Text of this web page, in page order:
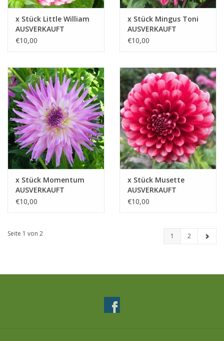
x Stück Little William
AUSVERKAUFT
€10,00
x Stück Mingus Toni
AUSVERKAUFT
€10,00
x Stück Momentum
AUSVERKAUFT
€10,00
x Stück Musette
AUSVERKAUFT
€10,00
Seite 1 von 2 1 2